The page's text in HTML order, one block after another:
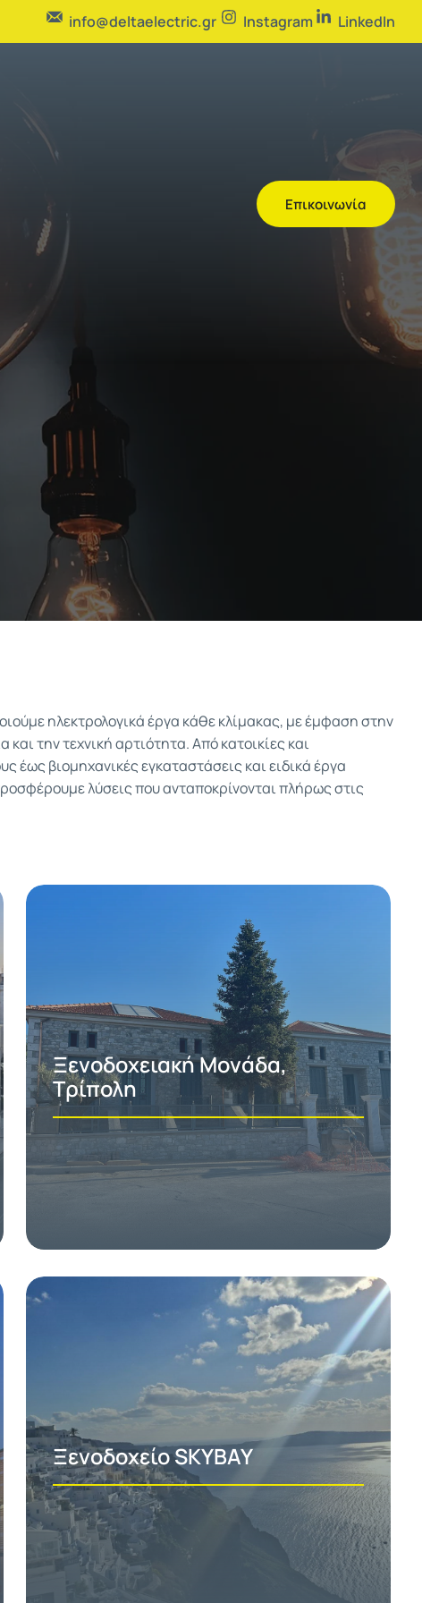
info@deltaelectric.gr Instagram LinkedIn
Επικοινωνία
ηλεκτρολογικά έργα κάθε κλίμακας, με έμφαση στην
την τεχνική αρτιότητα. Από κατοικίες και
έως βιομηχανικές εγκαταστάσεις και ειδικά έργα
λύσεις που ανταποκρίνονται πλήρως στις
Ξενοδοχειακή Μονάδα,
Τρίπολη
Ξενοδοχείο SKYBAY